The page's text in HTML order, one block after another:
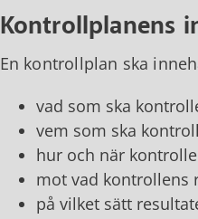
Kontrollplanens
En kontrollplan ska
vad som ska
vem som ska
hur och när
mot vad kontrollens
på vilket sätt